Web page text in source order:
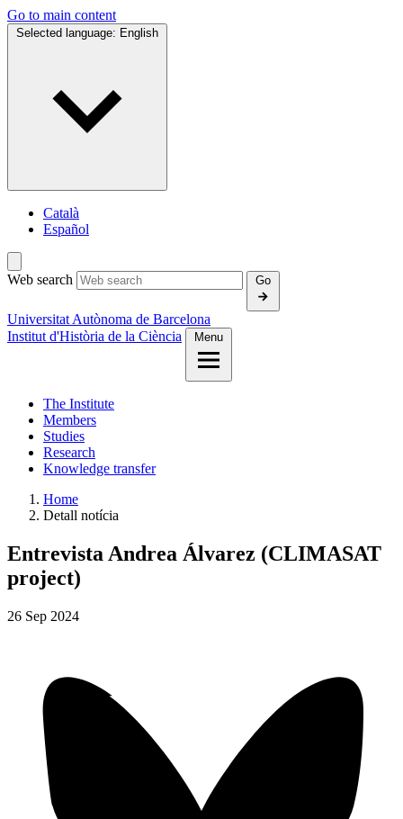
Go to main content
Selected language: English
Català
Español
Web search Go
Universitat Autònoma de Barcelona
Institut d'Història de la Ciència
Menu
The Institute
Members
Studies
Research
Knowledge transfer
Home
Detall notícia
Entrevista Andrea Álvarez (CLIMASAT
project)
26 Sep 2024